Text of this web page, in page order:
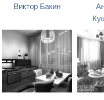
Виктор Бакин